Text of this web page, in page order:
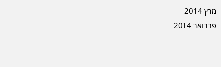
מרץ 2014
פברואר 2014